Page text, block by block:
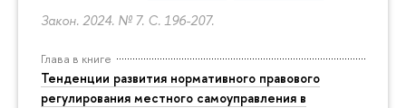
Закон. 2024. № 7. С. 196-207.
Глава в книге
Тенденции развития нормативного правового
регулирования местного самоуправления в